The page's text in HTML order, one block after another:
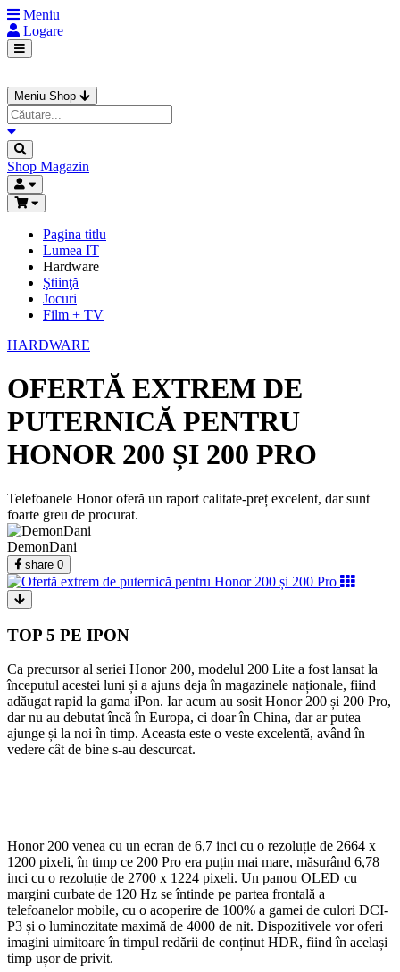
Meniu
Logare
Meniu Shop
Shop Magazin
Pagina titlu
Lumea IT
Hardware
Ştiinţă
Jocuri
Film + TV
HARDWARE
OFERTĂ EXTREM DE
PUTERNICĂ PENTRU
HONOR 200 ȘI 200 PRO
Telefoanele Honor oferă un raport calitate-preț excelent, dar sunt
foarte greu de procurat.
DemonDani
share 0
TOP 5 PE IPON
Ca precursor al seriei Honor 200, modelul 200 Lite a fost lansat la
începutul acestei luni și a ajuns deja în magazinele naționale, fiind
adăugat rapid la gama iPon. Iar acum au sosit Honor 200 și 200 Pro,
dar nu au debutat încă în Europa, ci doar în China, dar ar putea
ajunge și la noi în timp. Aceasta este o veste excelentă, având în
vedere cât de bine s-au descurcat.
Honor 200 venea cu un ecran de 6,7 inci cu o rezoluție de 2664 x
1200 pixeli, în timp ce 200 Pro era puțin mai mare, măsurând 6,78
inci cu o rezoluție de 2700 x 1224 pixeli. Un panou OLED cu
margini curbate de 120 Hz se întinde pe partea frontală a
telefoanelor mobile, cu o acoperire de 100% a gamei de culori DCI-
P3 și o luminozitate maximă de 4000 de nit. Dispozitivele vor oferi
imagini uimitoare în timpul redării de conținut HDR, fiind în același
timp ușor de privit.